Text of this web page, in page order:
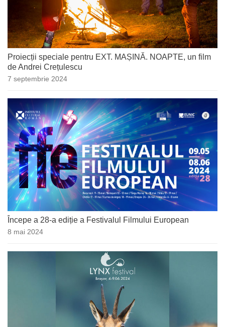
Proiecții speciale pentru EXT. MAȘINĂ. NOAPTE, un film
de Andrei Crețulescu
7 septembrie 2024
Începe a 28-a ediție a Festivalul Filmului European
8 mai 2024